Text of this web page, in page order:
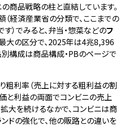
商品戦略の柱と直結しています。
経済産業省の分類で、ここまでの
）でみると、弁当・惣菜などのフ
大の区分で、2025年は4兆8,396
構成は商品構成・PBのページで
粗利率（売上に対する粗利益の割
と利益の両面でコンビニの売上
大を続けるなかで、コンビニは商
ドの強化で、他の販路との違いを